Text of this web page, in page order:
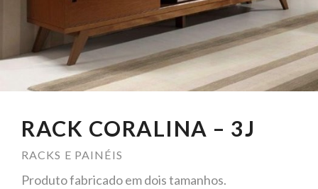
RACK CORALINA – 3J
RACKS E PAINÉIS
Produto fabricado em dois tamanhos.